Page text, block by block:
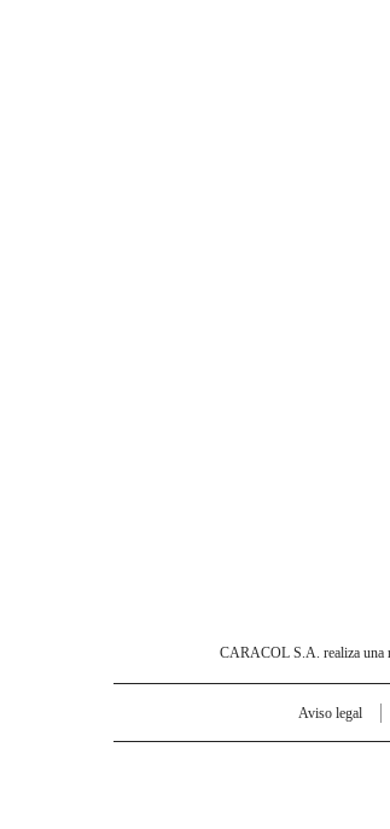
CARACOL S.A. realiza una
Aviso legal